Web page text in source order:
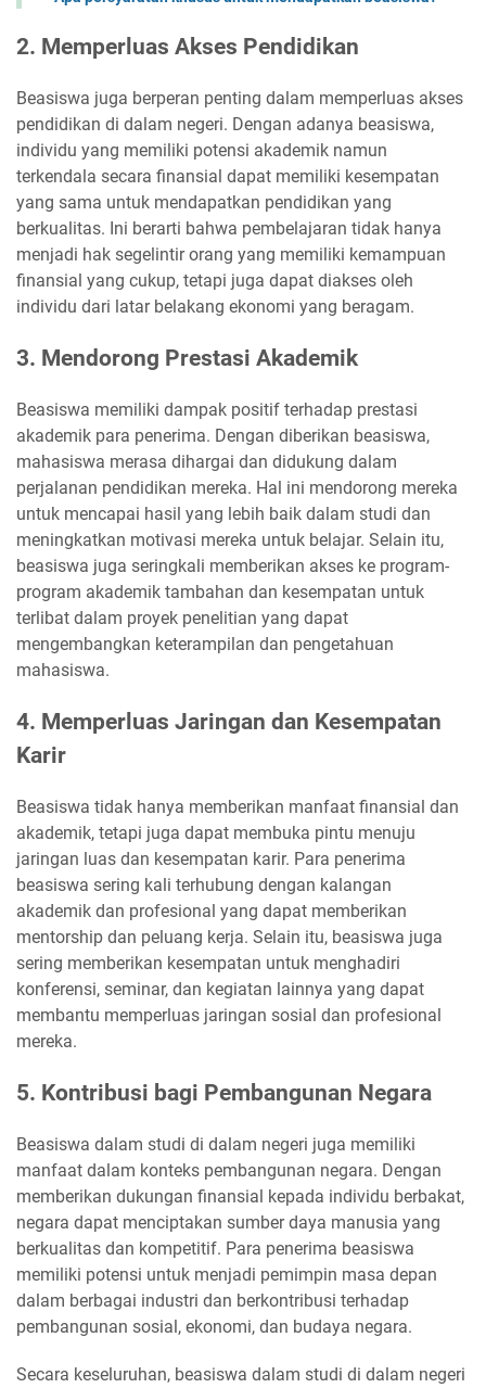
2. Memperluas Akses Pendidikan
Beasiswa juga berperan penting dalam memperluas akses
pendidikan di dalam negeri. Dengan adanya beasiswa,
individu yang memiliki potensi akademik namun
terkendala secara finansial dapat memiliki kesempatan
yang sama untuk mendapatkan pendidikan yang
berkualitas. Ini berarti bahwa pembelajaran tidak hanya
menjadi hak segelintir orang yang memiliki kemampuan
finansial yang cukup, tetapi juga dapat diakses oleh
individu dari latar belakang ekonomi yang beragam.
3. Mendorong Prestasi Akademik
Beasiswa memiliki dampak positif terhadap prestasi
akademik para penerima. Dengan diberikan beasiswa,
mahasiswa merasa dihargai dan didukung dalam
perjalanan pendidikan mereka. Hal ini mendorong mereka
untuk mencapai hasil yang lebih baik dalam studi dan
meningkatkan motivasi mereka untuk belajar. Selain itu,
beasiswa juga seringkali memberikan akses ke program-
program akademik tambahan dan kesempatan untuk
terlibat dalam proyek penelitian yang dapat
mengembangkan keterampilan dan pengetahuan
mahasiswa.
4. Memperluas Jaringan dan Kesempatan
Karir
Beasiswa tidak hanya memberikan manfaat finansial dan
akademik, tetapi juga dapat membuka pintu menuju
jaringan luas dan kesempatan karir. Para penerima
beasiswa sering kali terhubung dengan kalangan
akademik dan profesional yang dapat memberikan
mentorship dan peluang kerja. Selain itu, beasiswa juga
sering memberikan kesempatan untuk menghadiri
konferensi, seminar, dan kegiatan lainnya yang dapat
membantu memperluas jaringan sosial dan profesional
mereka.
5. Kontribusi bagi Pembangunan Negara
Beasiswa dalam studi di dalam negeri juga memiliki
manfaat dalam konteks pembangunan negara. Dengan
memberikan dukungan finansial kepada individu berbakat,
negara dapat menciptakan sumber daya manusia yang
berkualitas dan kompetitif. Para penerima beasiswa
memiliki potensi untuk menjadi pemimpin masa depan
dalam berbagai industri dan berkontribusi terhadap
pembangunan sosial, ekonomi, dan budaya negara.
Secara keseluruhan, beasiswa dalam studi di dalam negeri